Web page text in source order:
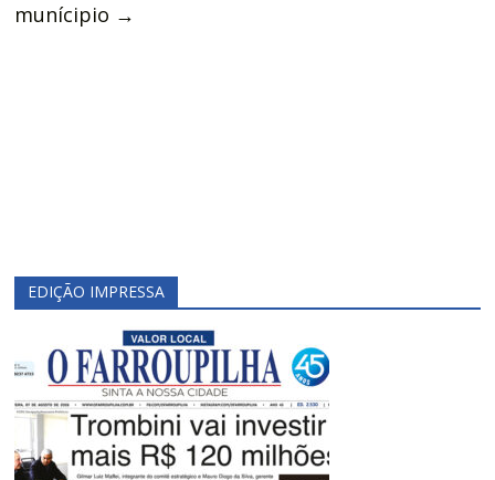
munícipio →
EDIÇÃO IMPRESSA